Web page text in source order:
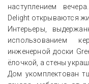
наступлением
Delight открываются
Интерьеры,
использованием
инженерной доски
ёлочкой, а стены
Дом укомплектован